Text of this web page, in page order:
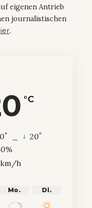
eigenen Antrieb
journalistischen
.
°C
° 20°
km/h
Mo. Di.